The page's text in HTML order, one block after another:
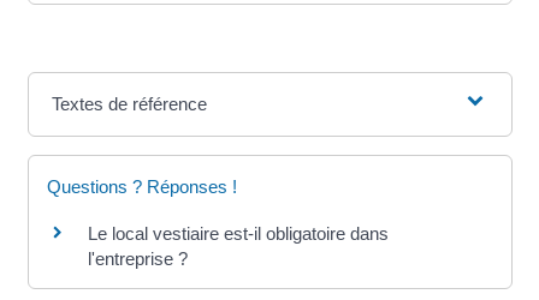
Textes de référence
Questions ? Réponses !
Le local vestiaire est-il obligatoire dans
l'entreprise ?